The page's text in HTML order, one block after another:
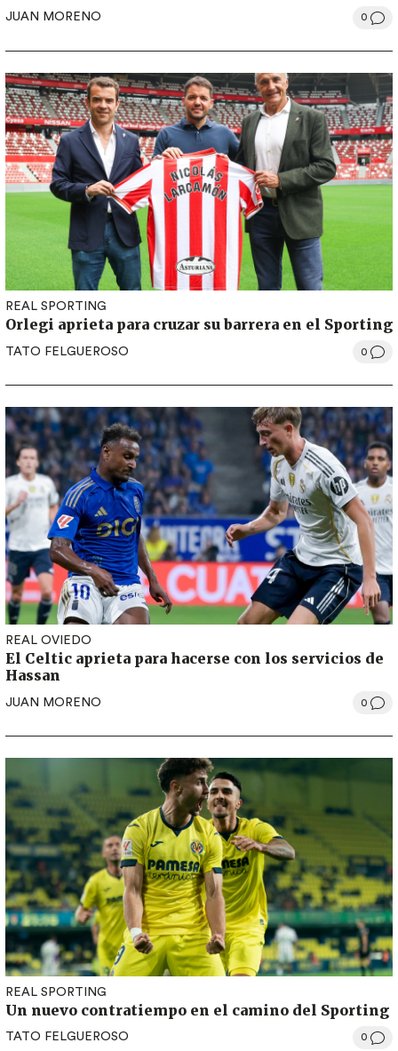
JUAN MORENO 0
REAL SPORTING
Orlegi aprieta para cruzar su barrera en el Sporting
TATO FELGUEROSO 0
REAL OVIEDO
El Celtic aprieta para hacerse con los servicios de
Hassan
JUAN MORENO 0
REAL SPORTING
Un nuevo contratiempo en el camino del Sporting
TATO FELGUEROSO 0